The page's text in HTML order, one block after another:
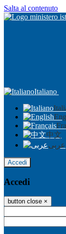
Salta al contenuto
Italiano
中文
عربى
Accedi
Accedi
button close ×